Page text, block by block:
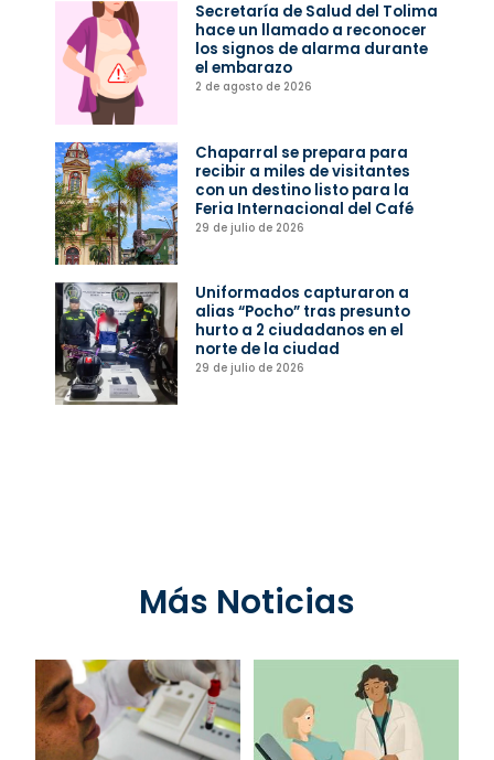
Secretaría de Salud del Tolima
hace un llamado a reconocer
los signos de alarma durante
el embarazo
2 de agosto de 2026
Chaparral se prepara para
recibir a miles de visitantes
con un destino listo para la
Feria Internacional del Café
29 de julio de 2026
Uniformados capturaron a
alias “Pocho” tras presunto
hurto a 2 ciudadanos en el
norte de la ciudad
29 de julio de 2026
Más Noticias